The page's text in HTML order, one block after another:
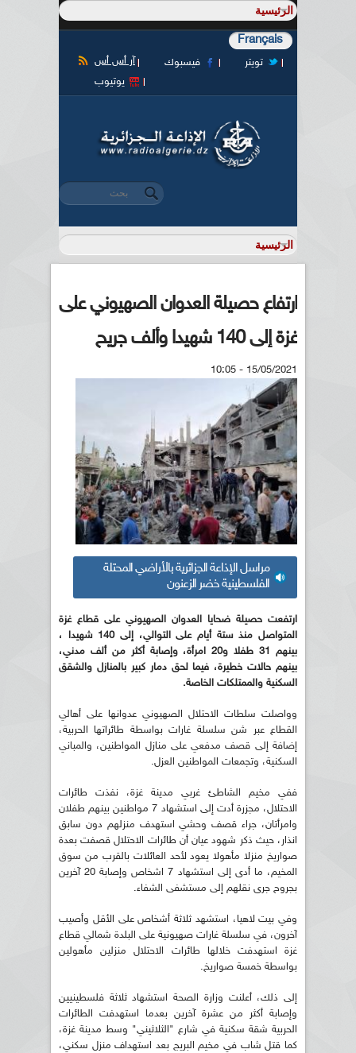
Français
آر أس أس فيسبوك
تويتر
يوتيوب
استمارة البحث
‏بحث ‏
ارتفاع حصيلة العدوان الصهيوني على
غزة إلى 140 شهيدا وألف جريح
15/05/2021 - 10:05
مراسل الإذاعة الجزائرية بالأراضي المحتلة
الفلسطينية خضر الزعنون
ارتفعت حصيلة ضحايا العدوان الصهيوني على قطاع غزة
المتواصل منذ ستة أيام على التوالي، إلى 140 شهيدا ،
بينهم 31 طفلا و20 امرأة، وإصابة أكثر من ألف مدني،
بينهم حالات خطيرة، فيما لحق دمار كبير بالمنازل والشقق
السكنية والممتلكات الخاصة.
وواصلت سلطات الاحتلال الصهيوني عدوانها على أهالي
القطاع عبر شن سلسلة غارات بواسطة طائراتها الحربية،
إضافة إلى قصف مدفعي على منازل المواطنين، والمباني
السكنية، وتجمعات المواطنين العزل.
ففي مخيم الشاطئ غربي مدينة غزة، نفذت طائرات
الاحتلال، مجزرة أدت إلى استشهاد 7 مواطنين بينهم طفلان
وامرأتان، جراء قصف وحشي استهدف منزلهم دون سابق
انذار، حيث ذكر شهود عيان أن طائرات الاحتلال قصفت بعدة
صواريخ منزلا مأهولا يعود لأحد العائلات بالقرب من سوق
المخيم، ما أدى إلى استشهاد 7 اشخاص وإصابة 20 آخرين
بجروح جرى نقلهم إلى مستشفى الشفاء.
وفي بيت لاهيا، استشهد ثلاثة أشخاص على الأقل وأصيب
آخرون، في سلسلة غارات صهيونية على البلدة شمالي قطاع
غزة استهدفت خلالها طائرات الاحتلال منزلين مأهولين
بواسطة خمسة صواريخ.
إلى ذلك، أعلنت وزارة الصحة استشهاد ثلاثة فلسطينيين
وإصابة أكثر من عشرة آخرين بعدما استهدفت الطائرات
الحربية شقة سكنية في شارع "الثلاثيني" وسط مدينة غزة،
كما قتل شاب في مخيم البريج بعد استهداف منزل سكني،